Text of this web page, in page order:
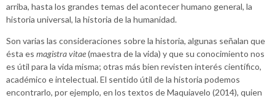
arriba, hasta los grandes temas del acontecer humano general, la
historia universal, la historia de la humanidad.
Son varias las consideraciones sobre la historia, algunas señalan que
ésta es magistra vitae(maestra de la vida) y que su conocimiento nos
es útil para la vida misma; otras más bien revisten interés científico,
académico e intelectual. El sentido útil de la historia podemos
encontrarlo, por ejemplo, en los textos de Maquiavelo (2014), quien